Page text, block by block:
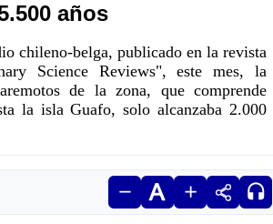
años
chileno-belga, publicado en la revista
Science Reviews", este mes, la
de la zona, que comprende
la isla Guafo, solo alcanzaba 2.000